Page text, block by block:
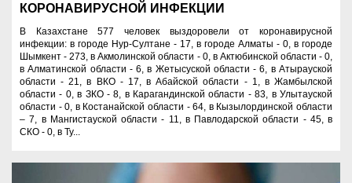
КОРОНАВИРУСНОЙ ИНФЕКЦИИ
В Казахстане 577 человек выздоровели от коронавирусной
инфекции: в городе Нур-Султане - 17, в городе Алматы - 0, в городе
Шымкент - 273, в Акмолинской области - 0, в Актюбинской области - 0,
в Алматинской области - 6, в Жетысуской области - 6, в Атырауской
области - 21, в ВКО - 17, в Абайской области - 1, в Жамбылской
области - 0, в ЗКО - 8, в Карагандинской области - 83, в Улытауской
области - 0, в Костанайской области - 64, в Кызылординской области
– 7, в Мангистауской области - 11, в Павлодарской области - 45, в
СКО - 0, в Ту...